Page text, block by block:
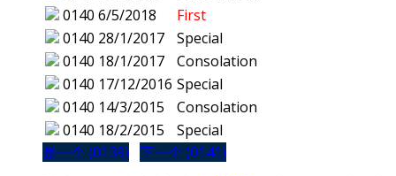
0140 6/5/2018
First
0140 28/1/2017
Special
0140 18/1/2017
Consolation
0140 17/12/2016 Special
0140 14/3/2015
Consolation
0140 18/2/2015
Special
是一个 (0139) 下一个 (0141)